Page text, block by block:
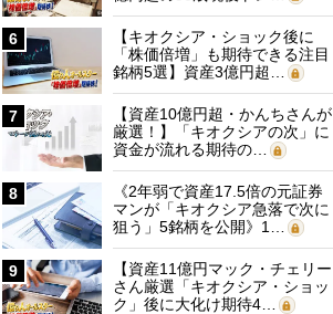
6
【キオクシア・ショック後に
「株価倍増」も期待できる注目
銘柄5選】資産3億円超…
7
【資産10億円超・かんちさんが
厳選！】「キオクシアの次」に
資金が流れる期待の…
8
《2年弱で資産17.5倍の元証券
マンが「キオクシア急落で次に
狙う」5銘柄を公開》1…
9
【資産11億円マック・チェリー
さん厳選「キオクシア・ショッ
ク」後に大化け期待4…